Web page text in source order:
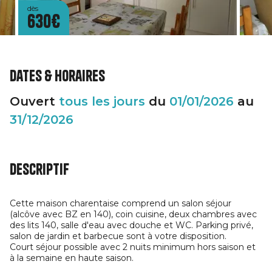
dès
630€
Dates & horaires
Ouvert tous les jours du 01/01/2026 au
31/12/2026
Descriptif
Cette maison charentaise comprend un salon séjour
(alcôve avec BZ en 140), coin cuisine, deux chambres avec
des lits 140, salle d'eau avec douche et WC. Parking privé,
salon de jardin et barbecue sont à votre disposition.
Court séjour possible avec 2 nuits minimum hors saison et
à la semaine en haute saison.